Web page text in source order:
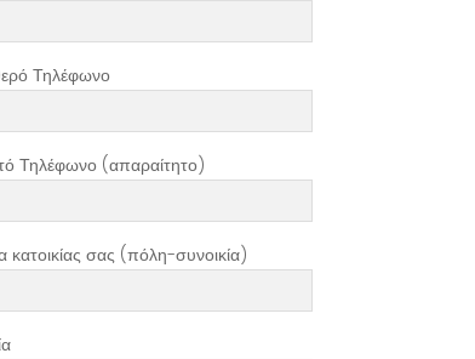
Τηλέφωνο
Τηλέφωνο (απαραίτητο)
κατοικίας σας (πόλη-συνοικία)